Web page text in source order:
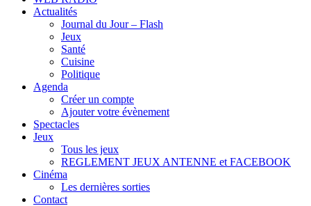
Actualités
Journal du Jour – Flash
Jeux
Santé
Cuisine
Politique
Agenda
Créer un compte
Ajouter votre évènement
Spectacles
Jeux
Tous les jeux
REGLEMENT JEUX ANTENNE et FACEBOOK
Cinéma
Les dernières sorties
Contact